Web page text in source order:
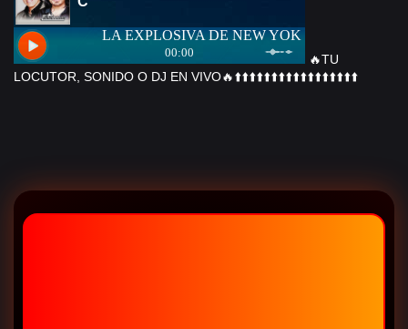
🔥TU
LOCUTOR, SONIDO O DJ EN VIVO🔥⬆️⬆️⬆️⬆️⬆️⬆️⬆️⬆️⬆️⬆️⬆️⬆️⬆️⬆️⬆️⬆️⬆️